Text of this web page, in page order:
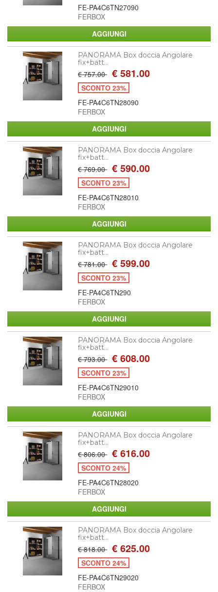
FE-PA4C6TN27090
FERBOX
PANORAMA Box doccia Angolare
fix+batt...
€ 757.00 € 581.00
SCONTO 23%
FE-PA4C6TN28090
FERBOX
PANORAMA Box doccia Angolare
fix+batt...
€ 769.00 € 590.00
SCONTO 23%
FE-PA4C6TN28010
FERBOX
PANORAMA Box doccia Angolare
fix+batt...
€ 781.00 € 599.00
SCONTO 23%
FE-PA4C6TN290
FERBOX
PANORAMA Box doccia Angolare
fix+batt...
€ 793.00 € 608.00
SCONTO 23%
FE-PA4C6TN29010
FERBOX
PANORAMA Box doccia Angolare
fix+batt...
€ 806.00 € 616.00
SCONTO 24%
FE-PA4C6TN28020
FERBOX
PANORAMA Box doccia Angolare
fix+batt...
€ 818.00 € 625.00
SCONTO 24%
FE-PA4C6TN29020
FERBOX